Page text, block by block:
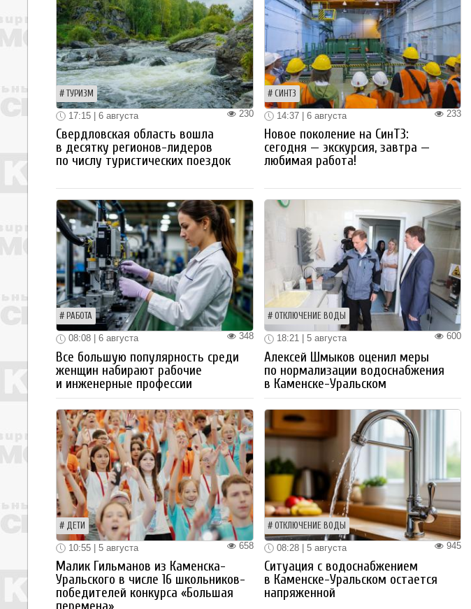
ТУРИЗМ
230
17:15 | 6 августа
Свердловская область вошла
в десятку регионов-лидеров
по числу туристических поездок
СИНТЗ
233
14:37 | 6 августа
Новое поколение на СинТЗ:
сегодня — экскурсия, завтра —
любимая работа!
РАБОТА
348
08:08 | 6 августа
Все большую популярность среди
женщин набирают рабочие
и инженерные профессии
ОТКЛЮЧЕНИЕ ВОДЫ
600
18:21 | 5 августа
Алексей Шмыков оценил меры
по нормализации водоснабжения
в Каменске-Уральском
ДЕТИ
658
10:55 | 5 августа
Малик Гильманов из Каменска-
Уральского в числе 16 школьников-
победителей конкурса «Большая
ОТКЛЮЧЕНИЕ ВОДЫ
945
08:28 | 5 августа
Ситуация с водоснабжением
в Каменске-Уральском остается
напряженной